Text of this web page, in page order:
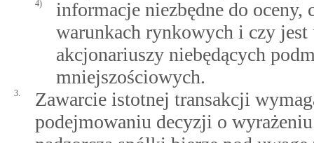
4)
informacje niezbędne do oceny,
warunkach rynkowych i czy jest
akcjonariuszy niebędących
mniejszościowych.
3.
Zawarcie istotnej transakcji
podejmowaniu decyzji o